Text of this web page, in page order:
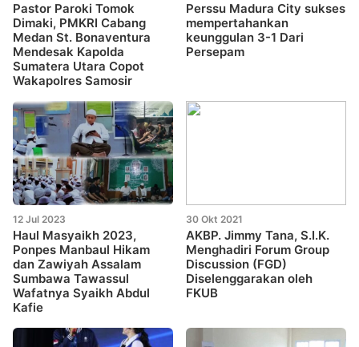
Pastor Paroki Tomok
Dimaki, PMKRI Cabang
Medan St. Bonaventura
Mendesak Kapolda
Sumatera Utara Copot
Wakapolres Samosir
Perssu Madura City sukses
mempertahankan
keunggulan 3-1 Dari
Persepam
12 Jul 2023
Haul Masyaikh 2023,
Ponpes Manbaul Hikam
dan Zawiyah Assalam
Sumbawa Tawassul
Wafatnya Syaikh Abdul
Kafie
30 Okt 2021
AKBP. Jimmy Tana, S.I.K.
Menghadiri Forum Group
Discussion (FGD)
Diselenggarakan oleh
FKUB